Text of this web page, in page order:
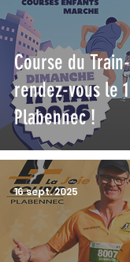
Course du
rendez-vous le
Plabennec !
16 sept. 2025